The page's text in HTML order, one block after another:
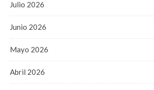
Julio 2026
Junio 2026
Mayo 2026
Abril 2026